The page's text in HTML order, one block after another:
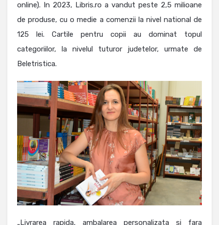
online). In 2023, Libris.ro a vandut peste 2,5 milioane
de produse, cu o medie a comenzii la nivel national de
125 lei. Cartile pentru copii au dominat topul
categoriilor, la nivelul tuturor judetelor, urmate de
Beletristica.
„Livrarea rapida, ambalarea personalizata si fara